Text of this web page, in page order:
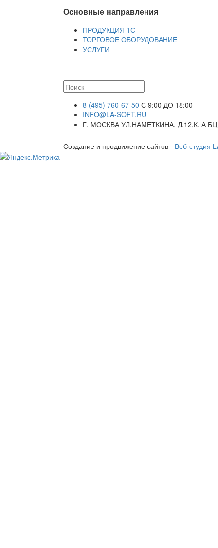
Основные направления
ПРОДУКЦИЯ 1С
ТОРГОВОЕ ОБОРУДОВАНИЕ
УСЛУГИ
8 (495) 760-67-50 С 9:00 ДО 18:00
INFO@LA-SOFT.RU
Г. МОСКВА УЛ.НАМЕТКИНА, Д.12,К. А
Создание и продвижение сайтов - Веб-студия